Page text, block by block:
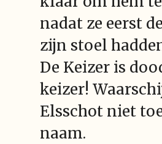
nadat ze eerst
zijn stoel
De Keizer is
keizer!
Elsschot niet
naam.